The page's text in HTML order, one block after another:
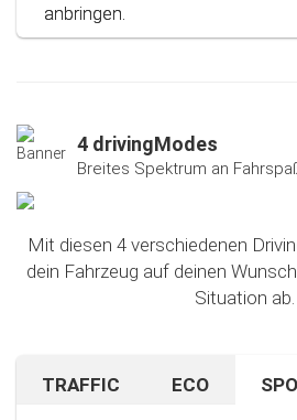
anbringen.
4 drivingModes
Breites Spektrum an
Mit diesen 4 verschiedenen
dein Fahrzeug auf deinen
Situation ab.
TRAFFIC ECO
Bist du auf unbekanntem
Sparen beim Fahren? Mit
Falls du nach dem